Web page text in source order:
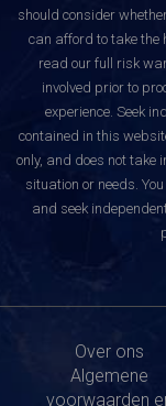
should consider
can afford to take the
read our full risk
involved prior to
experience. Seek
contained in this
only, and does not take
situation or needs.
and seek
Over ons
Algemene
voorwaarden